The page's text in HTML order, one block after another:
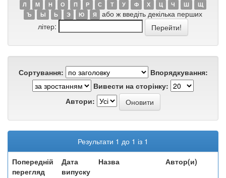
Л
М Н О П Р С Т У Ф Х Ц Ч Ш
Щ
Ъ
Ы Ь Э Ю Я
або ж введіть декілька перших
літер:
Сортування:
Впорядкування:
Вивести на сторінку:
Автори:
Результати 1 до 1 із 1
Попередній
перегляд
Дата
випуску
Назва Автор(и)